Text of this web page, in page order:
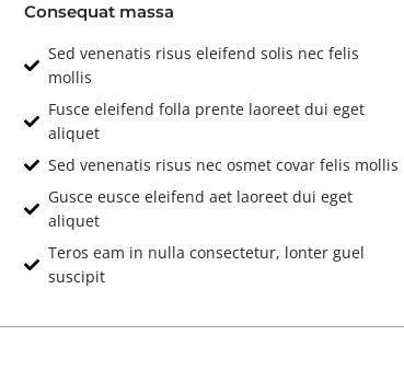
Consequat massa
Sed venenatis risus eleifend solis nec felis
mollis
Fusce eleifend folla prente laoreet dui eget
aliquet
Sed venenatis risus nec osmet covar felis mollis
Gusce eusce eleifend aet laoreet dui eget
aliquet
Teros eam in nulla consectetur, lonter guel
suscipit